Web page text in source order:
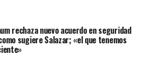
los gobernadores más corruptos
Sheinbaum
reconoce el 70 aniversario de
rechaza nuevo acuerdo en seguridad
sugiere Salazar; «el que tenemos